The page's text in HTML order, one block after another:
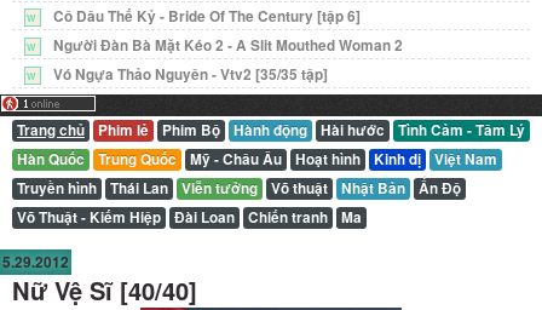
W Cô Dâu Thế Kỷ - Bride Of The Century [tập 6]
W Người Đàn Bà Mặt Kéo 2 - A Slit Mouthed Woman 2
W Vó Ngựa Thảo Nguyên - Vtv2 [35/35 tập]
Trang chủ Phim lẻ Phim Bộ Hành động Hài hước
Tình Cảm - Tâm Lý
Hàn Quốc
Trung Quốc Mỹ - Châu Âu Hoạt hình Kinh dị
Việt Nam
Truyền hình
Thái Lan Viễn tưởng Võ thuật Nhật Bản
Ấn Độ
Võ Thuật - Kiếm Hiệp
Đài Loan Chiến tranh Ma
5.29.2012
Nữ Vệ Sĩ [40/40]